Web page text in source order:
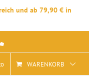
und ab 79,90 € in
WARENKORB